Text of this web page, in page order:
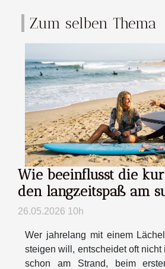
Zum selben Thema
Wie beeinflusst die
den langzeitspaß am
26.05.2026 10h
Wer jahrelang mit einem
steigen will, entscheidet oft nicht
schon am Strand, beim